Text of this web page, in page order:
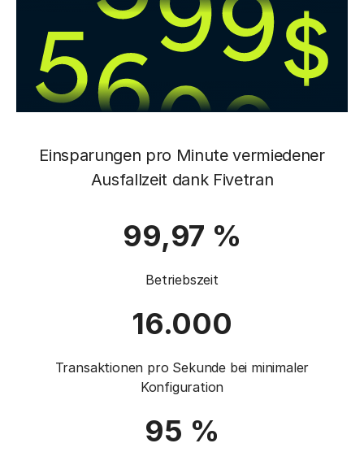
Einsparungen pro Minute vermiedener
Ausfallzeit dank Fivetran
99,97 %
Betriebszeit
16.000
Transaktionen pro Sekunde bei minimaler
Konfiguration
95 %